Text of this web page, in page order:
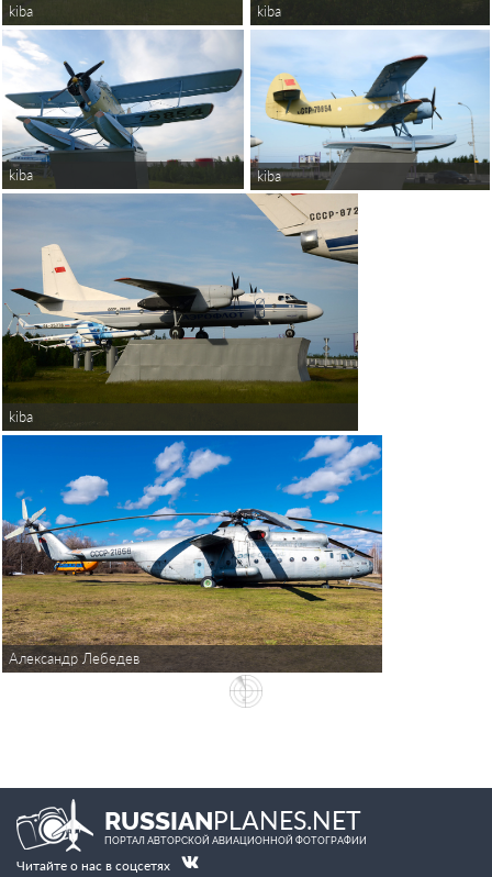
kiba kiba
kiba kiba
kiba
Александр Лебедев
RUSSIANPLANES.NET
ПОРТАЛ АВТОРСКОЙ АВИАЦИОННОЙ ФОТОГРАФИИ
Читайте о нас в соцсетях